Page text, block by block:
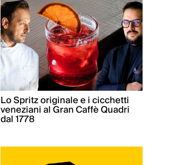
Lo Spritz originale e i cicchetti
veneziani al Gran Caffè Quadri
dal 1778